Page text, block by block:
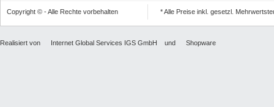
Copyright © - Alle Rechte vorbehalten * Alle Preise inkl. gesetzl.
Realisiert von Internet Global Services IGS GmbH und Shopware